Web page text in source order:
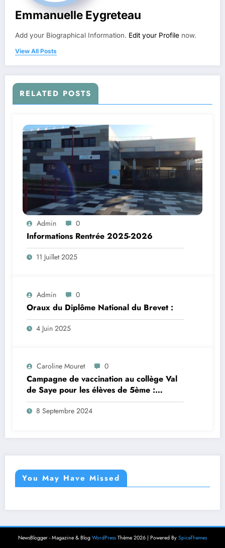
Emmanuelle Eygreteau
Add your Biographical Information. Edit your Profile now.
View All Posts
RELATED POSTS
Admin 0
Informations Rentrée 2025-2026
11 Juillet 2025
Admin 0
Oraux du Diplôme National du Brevet :
4 Juin 2025
Caroline Mouret 0
Campagne de vaccination au collège Val
de Saye pour les élèves de 5ème :
inscription en ligne avant le 28 septembre
2024
8 Septembre 2024
You May Have Missed
NewsBlogger - Magazine & Blog WordPress Thème 2026 | Powered By SpiceThemes